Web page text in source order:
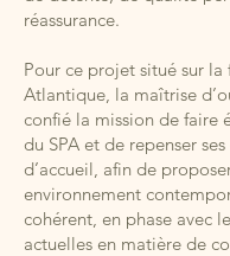
réassurance.
Pour ce projet situé sur la
Atlantique, la maîtrise
confié la mission de faire
du SPA et de repenser ses
d’accueil, afin de
environnement
cohérent, en phase avec
actuelles en matière de